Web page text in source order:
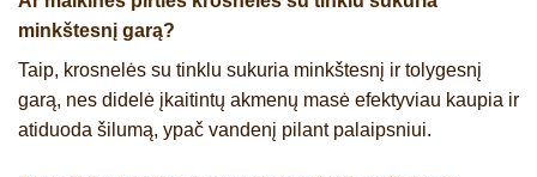
minkštesnį garą?
Taip, krosnelės su tinklu sukuria minkštesnį ir tolygesnį
garą, nes didelė įkaitintų akmenų masė efektyviau kaupia ir
atiduoda šilumą, ypač vandenį pilant palaipsniui.